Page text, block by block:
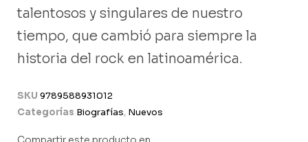
talentosos y singulares de nuestro
tiempo, que cambió para siempre la
historia del rock en latinoamérica.
SKU 9789588931012
Categorías Biografías, Nuevos